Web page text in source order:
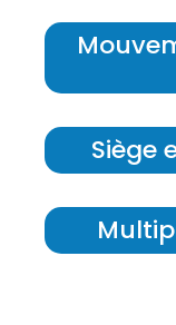
Siège